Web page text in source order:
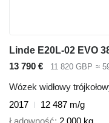
Linde E20L-02 EVO
13 790 €
11 820 GBP ≈
Wózek widłowy
2017
12 487 m/g
Ładowność 2 000 kg